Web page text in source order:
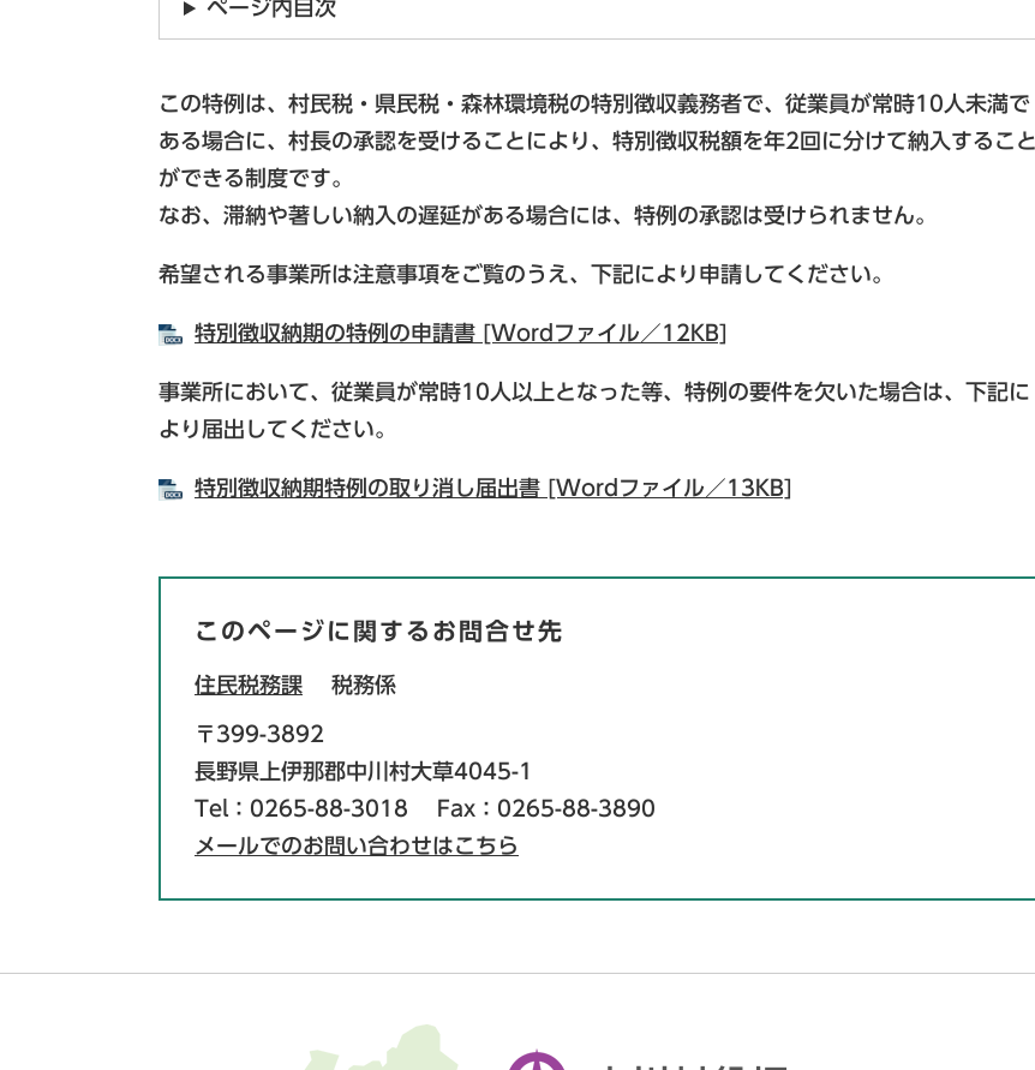
ページ内目次
この特例は、村民税・県民税・森林環境税の特別徴収義務者で、従業員が常時10人未満で
ある場合に、村長の承認を受けることにより、特別徴収税額を年2回に分けて納入すること
ができる制度です。
なお、滞納や著しい納入の遅延がある場合には、特例の承認は受けられません。
希望される事業所は注意事項をご覧のうえ、下記により申請してください。
特別徴収納期の特例の申請書 [Wordファイル／12KB]
事業所において、従業員が常時10人以上となった等、特例の要件を欠いた場合は、下記に
より届出してください。
特別徴収納期特例の取り消し届出書 [Wordファイル／13KB]
このページに関するお問合せ先
住民税務課 税務係
〒399-3892
長野県上伊那郡中川村大草4045-1
Tel：0265-88-3018
Fax：0265-88-3890
メールでのお問い合わせはこちら